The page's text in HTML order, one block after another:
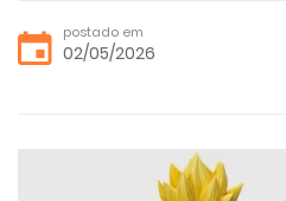
postado em
02/05/2026